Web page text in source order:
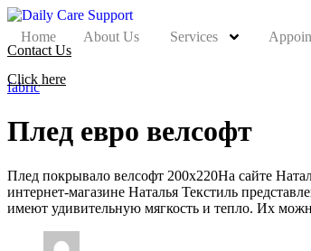
Home About Us Services
Contact Us
Click here
fabric
Плед евро велсофт
Плед покрывало велсофт 200х220На сайте
интернет-магазине Наталья Текстиль
имеют удивительную мягкость и тепло. Их